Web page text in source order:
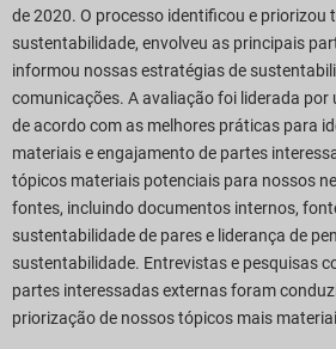
de 2020. O processo identificou e priorizou
sustentabilidade, envolveu as principais
informou nossas estratégias de
comunicações. A avaliação foi liderada por
de acordo com as melhores práticas para
materiais e engajamento de partes
tópicos materiais potenciais para nossos
fontes, incluindo documentos internos,
sustentabilidade de pares e liderança de
sustentabilidade. Entrevistas e pesquisas
partes interessadas externas foram
priorização de nossos tópicos mais